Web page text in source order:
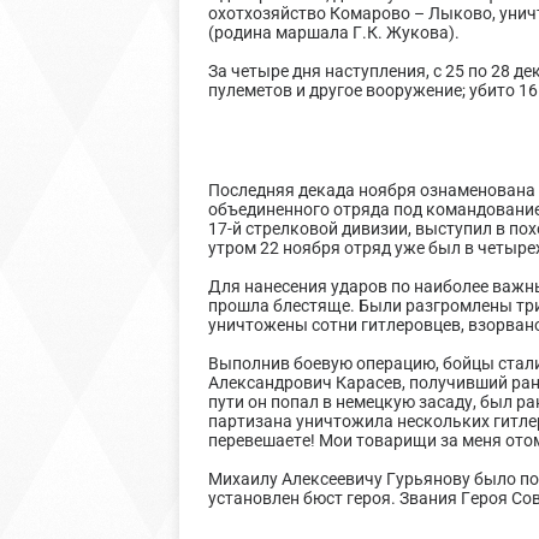
охотхозяйство Комарово – Лыково,
(родина маршала Г.К. Жукова).
За четыре дня наступления, с 25 по 28
пулеметов и другое вооружение; убито
Последняя декада ноября
объединенного отряда под
17-й стрелковой дивизии, выступил в
утром 22 ноября отряд уже был в
Для нанесения ударов по наиболее
прошла блестяще. Были разгромлены
уничтожены сотни гитлеровцев,
Выполнив боевую операцию, бойцы
Александрович Карасев, получивший
пути он попал в немецкую засаду, был
партизана уничтожила нескольких
перевешаете! Мои товарищи за меня
Михаилу Алексеевичу Гурьянову было
установлен бюст героя. Звания Героя